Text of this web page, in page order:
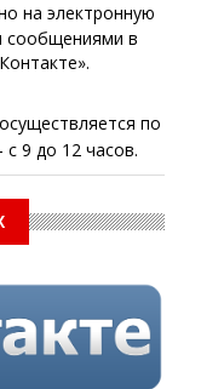
на электронную
сообщениями в
по
9 до 12 часов.